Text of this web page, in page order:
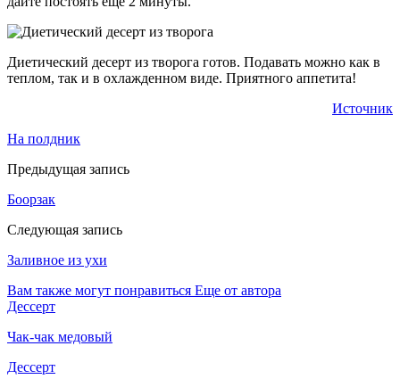
Диетический десерт из творога готов. Подавать можно как в
теплом, так и в охлажденном виде. Приятного аппетита!
Источник
На полдник
Предыдущая запись
Боорзак
Следующая запись
Заливное из ухи
Вам также могут понравиться Еще от автора
Дессерт
Чак-чак медовый
Дессерт